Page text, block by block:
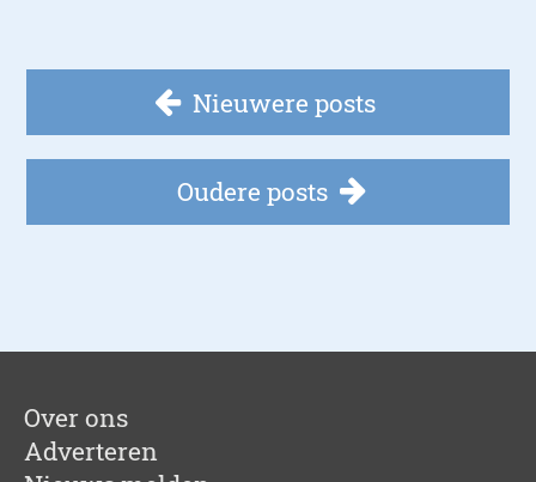
Nieuwere posts
Oudere posts
Over ons
Adverteren